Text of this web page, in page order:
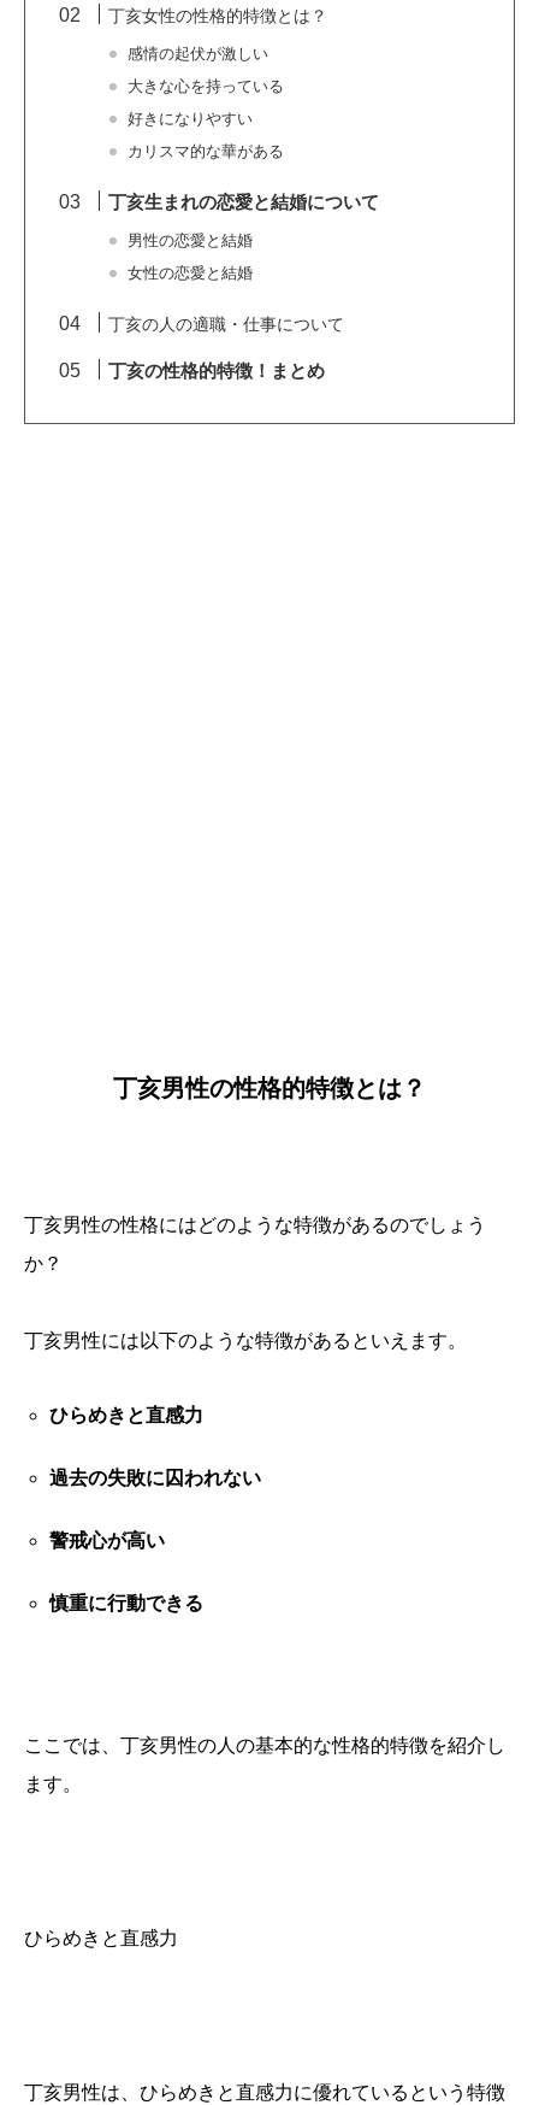
丁亥女性の性格的特徴とは？
感情の起伏が激しい
大きな心を持っている
好きになりやすい
カリスマ的な華がある
丁亥生まれの恋愛と結婚について
男性の恋愛と結婚
女性の恋愛と結婚
丁亥の人の適職・仕事について
丁亥の性格的特徴！まとめ
丁亥男性の性格的特徴とは？
丁亥男性の性格にはどのような特徴があるのでしょう
か？
丁亥男性には以下のような特徴があるといえます。
ひらめきと直感力
過去の失敗に囚われない
警戒心が高い
慎重に行動できる
ここでは、丁亥男性の人の基本的な性格的特徴を紹介し
ます。
ひらめきと直感力
丁亥男性は、ひらめきと直感力に優れているという特徴